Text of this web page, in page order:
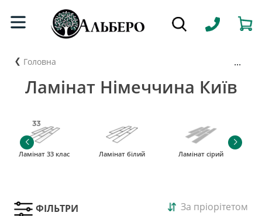
Головна ...
Ламінат Німеччина Київ
Ламінат 33 клас Ламінат білий Ламінат сірий
ФІЛЬТРИ За пріорітетом